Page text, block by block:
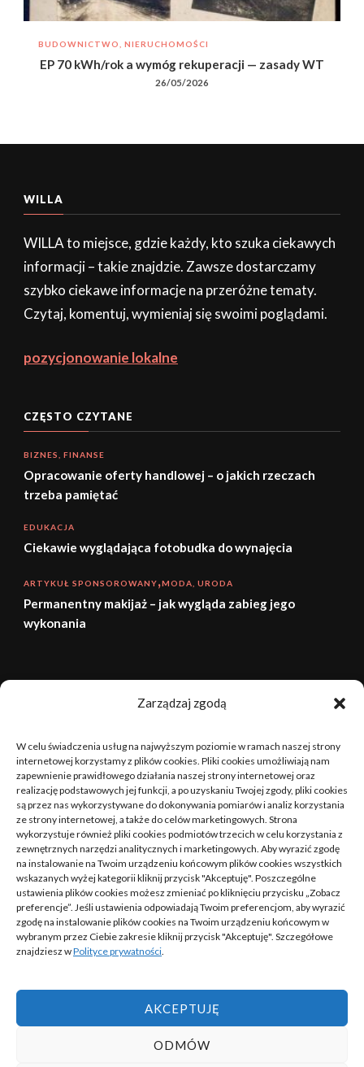
Zarządzaj zgodą
W celu świadczenia usług na najwyższym poziomie w ramach naszej strony
internetowej korzystamy z plików cookies. Pliki cookies umożliwiają nam
zapewnienie prawidłowego działania naszej strony internetowej oraz
realizację podstawowych jej funkcji, a po uzyskaniu Twojej zgody, pliki cookies
są przez nas wykorzystywane do dokonywania pomiarów i analiz korzystania
ze strony internetowej, a także do celów marketingowych. Strona
wykorzystuje również pliki cookies podmiotów trzecich w celu korzystania z
zewnętrznych narzędzi analitycznych i marketingowych. Aby wyrazić zgodę
na instalowanie na Twoim urządzeniu końcowym plików cookies wszystkich
wskazanych wyżej kategorii kliknij przycisk "Akceptuję". Poszczególne
ustawienia plików cookies możesz zmieniać po kliknięciu przycisku „Zobacz
preferencje”. Jeśli ustawienia odpowiadają Twoim preferencjom, aby wyrazić
zgodę na instalowanie plików cookies na Twoim urządzeniu końcowym w
wybranym przez Ciebie zakresie kliknij przycisk "Akceptuję". Szczegółowe
znajdziesz wPolityce prywatności.
AKCEPTUJĘ
ODMÓW
BUDOWNICTWO, NIERUCHOMOŚCI
EP 70 kWh/rok a wymóg rekuperacji — zasady WT
26/05/2026
WILLA
WILLA to miejsce, gdzie każdy, kto szuka ciekawych
informacji – takie znajdzie. Zawsze dostarczamy
szybko ciekawe informacje na przeróżne tematy.
Czytaj, komentuj, wymieniaj się swoimi poglądami.
pozycjonowanie lokalne
CZĘSTO CZYTANE
BIZNES, FINANSE
Opracowanie oferty handlowej – o jakich rzeczach
trzeba pamiętać
EDUKACJA
Ciekawie wyglądająca fotobudka do wynajęcia
ARTYKUŁ SPONSOROWANY MODA, URODA
Permanentny makijaż – jak wygląda zabieg jego
wykonania
sierpień 2026
3 4 5 6 7 8 9
10 11 12 13 14 15 16
17 18 19 20 21 22 23
24 25 26 27 28 29 30
31
« cze